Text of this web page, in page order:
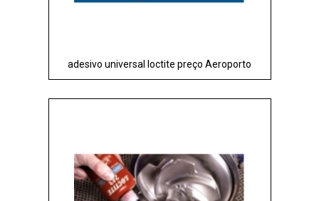
adesivo universal loctite preço Aeroporto